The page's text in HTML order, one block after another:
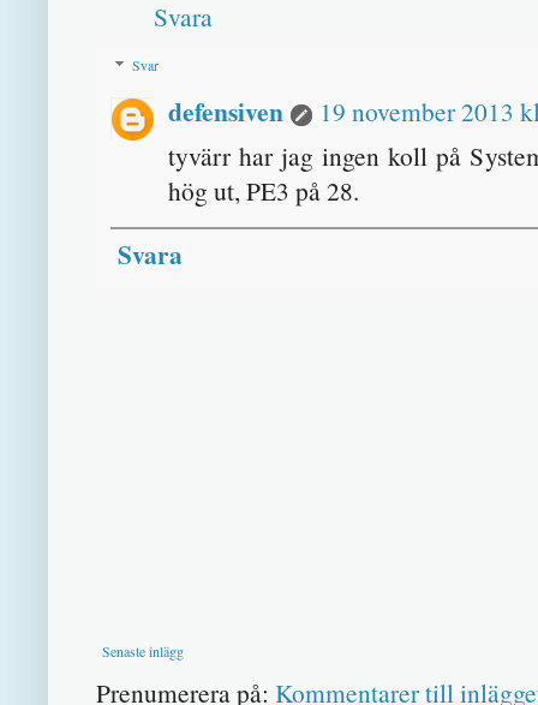
Svara
Svar
defensiven
19 november 2013
tyvärr har jag ingen koll på
hög ut, PE3 på 28.
Svara
Senaste inlägg
Prenumerera på: Kommentarer till